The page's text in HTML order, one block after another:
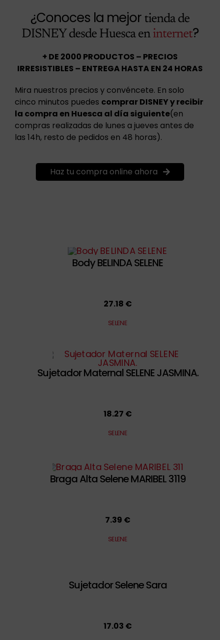
¿Conoces la mejor tienda de
DISNEY desde Huesca eninternet?
+ DE 2000 PRODUCTOS – PRECIOS
IRRESISTIBLES – ENTREGA HASTA EN 24 HORAS
Mira nuestros precios y convéncete. En solo
cinco minutos puedes comprar DISNEY y recibir
la compra en Huesca al día siguiente(en
compras realizadas de lunes a jueves antes de
las 14h, resto de pedidos en 48 horas).
Haz tu compra online ahora
Body BELINDA SELENE
27.18 €
SELENE
Sujetador Maternal SELENE JASMINA.
18.27 €
SELENE
Braga Alta Selene MARIBEL 3119
7.39 €
SELENE
Sujetador Selene Sara
17.03 €